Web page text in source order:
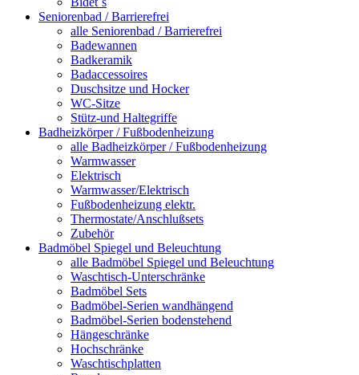
Seniorenbad / Barrierefrei
alle Seniorenbad / Barrierefrei
Badewannen
Badkeramik
Badaccessoires
Duschsitze und Hocker
WC-Sitze
Stütz-und Haltegriffe
Badheizkörper / Fußbodenheizung
alle Badheizkörper / Fußbodenheizung
Warmwasser
Elektrisch
Warmwasser/Elektrisch
Fußbodenheizung elektr.
Thermostate/Anschlußsets
Zubehör
Badmöbel Spiegel und Beleuchtung
alle Badmöbel Spiegel und Beleuchtung
Waschtisch-Unterschränke
Badmöbel Sets
Badmöbel-Serien wandhängend
Badmöbel-Serien bodenstehend
Hängeschränke
Hochschränke
Waschtischplatten